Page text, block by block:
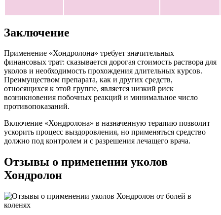
Заключение
Применение «Хондролона» требует значительных
финансовых трат: сказывается дорогая стоимость раствора для
уколов и необходимость прохождения длительных курсов.
Преимуществом препарата, как и других средств,
относящихся к этой группе, является низкий риск
возникновения побочных реакций и минимальное число
противопоказаний.
Включение «Хондролона» в назначенную терапию позволит
ускорить процесс выздоровления, но применяться средство
должно под контролем и с разрешения лечащего врача.
Отзывы о применении уколов
Хондролон